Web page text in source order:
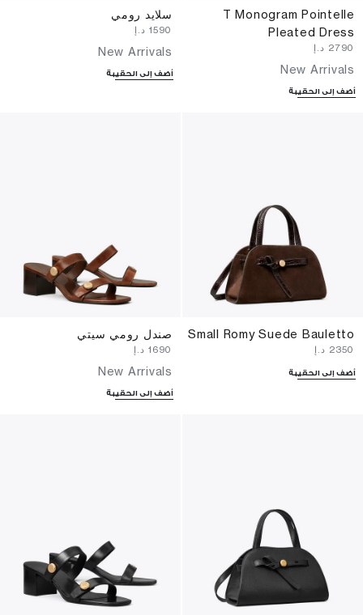
T Monogram Pointelle
Pleated Dress
New Arrivals
أضف إلى الحقيبة
سلايد رومي
New Arrivals
أضف إلى الحقيبة
Small Romy Suede Bauletto
أضف إلى الحقيبة
صندل رومي سيتي
New Arrivals
أضف إلى الحقيبة